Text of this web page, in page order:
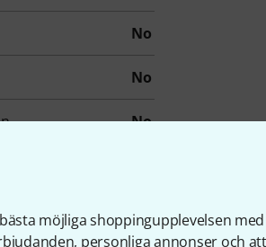
möjliga shoppingupplevelsen
personliga annonser och
No
No
No
No